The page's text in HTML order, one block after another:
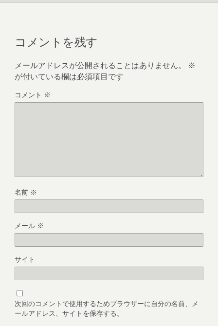
コメントを残す
メールアドレスが公開されることはありません。
※
が付いている欄は必須項目です
コメント ※
名前 ※
メール ※
サイト
次回のコメントで使用するためブラウザーに自分の名前、メ
ールアドレス、サイトを保存する。